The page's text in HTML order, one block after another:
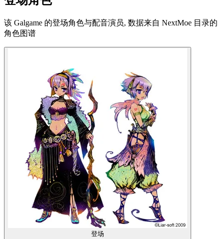
该 Galgame 的登场角色与配音演员, 数据来自 NextMoe 目录的
角色图谱
登场